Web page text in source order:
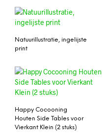
Natuurillustratie, ingelijste
print
Happy Cocooning
Houten Side Tables voor
Vierkant Klein (2 stuks)